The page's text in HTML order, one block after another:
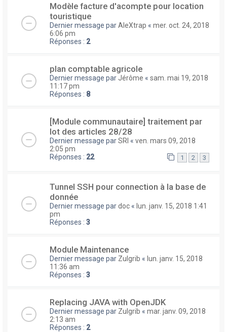
Modèle facture d'acompte pour location
touristique
Dernier message parAleXtrap « mer. oct. 24, 2018
6:06 pm
Réponses : 2
plan comptable agricole
Dernier message par Jérôme « sam. mai 19, 2018
11:17 pm
Réponses : 8
[Module communautaire] traitement par
lot des articles 28/28
Dernier message parSRI « ven. mars 09, 2018
2:05 pm
Réponses : 22 1 2 3
Tunnel SSH pour connection à la base de
donnée
Dernier message pardoc « lun. janv. 15, 2018 1:41
pm
Réponses : 3
Module Maintenance
Dernier message par Zulgrib « lun. janv. 15, 2018
11:36 am
Réponses : 3
Replacing JAVA with OpenJDK
Dernier message par Zulgrib « mar. janv. 09, 2018
2:13 am
Réponses : 2